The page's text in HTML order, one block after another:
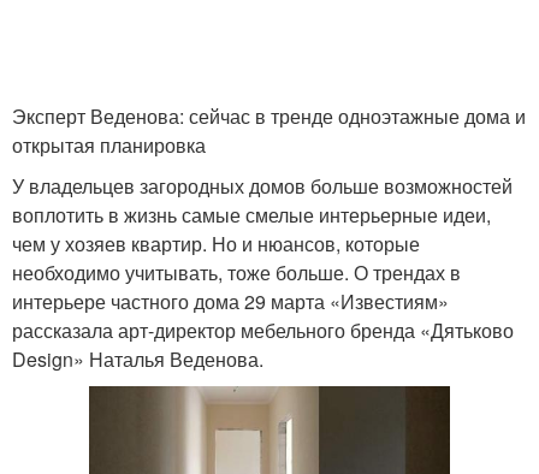
Эксперт Веденова: сейчас в тренде одноэтажные дома и
открытая планировка
У владельцев загородных домов больше возможностей
воплотить в жизнь самые смелые интерьерные идеи,
чем у хозяев квартир. Но и нюансов, которые
необходимо учитывать, тоже больше. О трендах в
интерьере частного дома 29 марта «Известиям»
рассказала арт-директор мебельного бренда «Дятьково
Design» Наталья Веденова.